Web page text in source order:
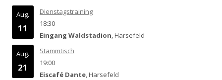
Aug.
11
Dienstagstraining
18:30
Eingang Waldstadion, Harsefeld
Aug.
21
Stammtisch
19:00
Eiscafé Dante, Harsefeld